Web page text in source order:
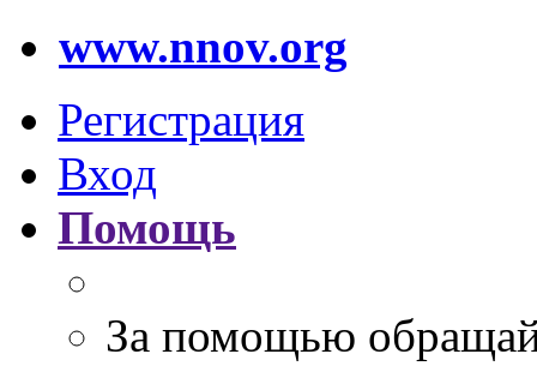
www.nnov.org
Регистрация
Вход
Помощь
За помощью